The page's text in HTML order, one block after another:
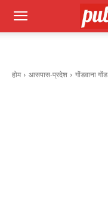
होम आसपास-प्रदेश गोंडवाना